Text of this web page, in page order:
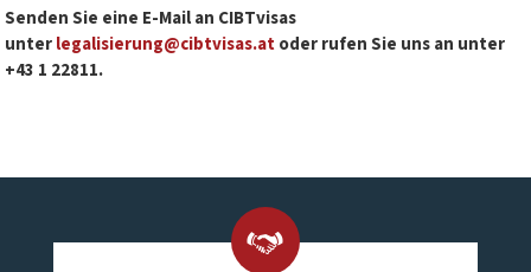
Senden Sie eine E-Mail an CIBTvisas
unterlegalisierung@cibtvisas.atoder rufen Sie uns an unter
+43 1 22811.